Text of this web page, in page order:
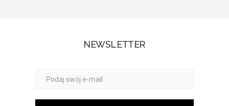
NEWSLETTER